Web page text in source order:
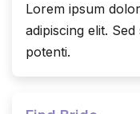
Lorem ipsum
adipiscing elit.
potenti.